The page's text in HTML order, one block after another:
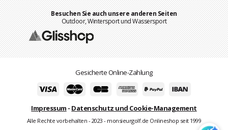
Besuchen Sie auch unsere anderen Seiten
Outdoor, Wintersport und Wassersport
Gesicherte Online-Zahlung
Impressum - Datenschutz und Cookie-Management
Alle Rechte vorbehalten - 2023 - monsieurgolf.de Onlineshop seit 1999